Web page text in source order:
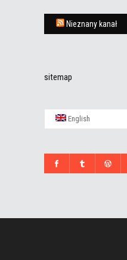
Nieznany kanał
sitemap
English